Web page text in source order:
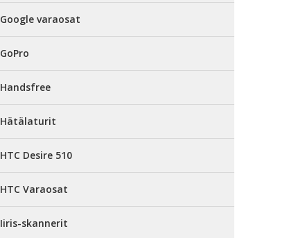
Google varaosat
GoPro
Handsfree
Hätälaturit
HTC Desire 510
HTC Varaosat
Iiris-skannerit